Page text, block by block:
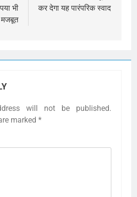
भी
कर देगा यह पारंपरिक स्वाद
will not be published.
marked *